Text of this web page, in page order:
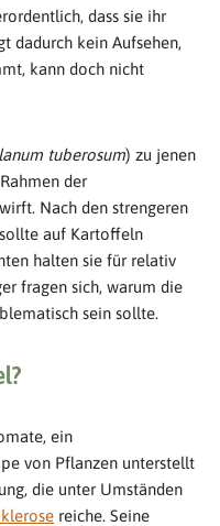
dass sie ihr
dadurch kein Aufsehen,
kann doch nicht
tuberosum) zu jenen
der
Nach den strengeren
auf Kartoffeln
halten sie für relativ
fragen sich, warum die
sein sollte.
ein
von Pflanzen unterstellt
die unter Umständen
reiche. Seine